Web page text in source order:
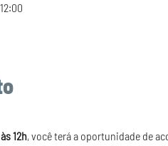
12h, você terá a oportunidade de